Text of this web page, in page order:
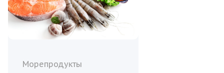
Морепродукты